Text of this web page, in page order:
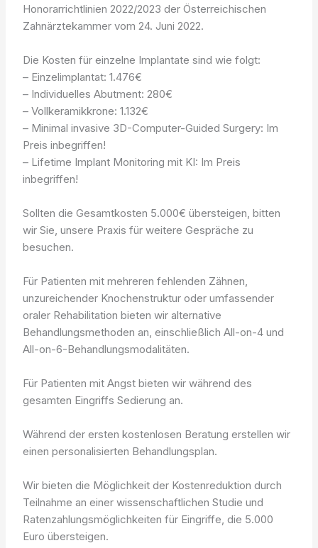
Honorarrichtlinien 2022/2023 der Österreichischen
Zahnärztekammer vom 24. Juni 2022.
Die Kosten für einzelne Implantate sind wie folgt:
– Einzelimplantat: 1.476€
– Individuelles Abutment: 280€
– Vollkeramikkrone: 1.132€
– Minimal invasive 3D-Computer-Guided Surgery: Im
Preis inbegriffen!
– Lifetime Implant Monitoring mit KI: Im Preis
inbegriffen!
Sollten die Gesamtkosten 5.000€ übersteigen, bitten
wir Sie, unsere Praxis für weitere Gespräche zu
besuchen.
Für Patienten mit mehreren fehlenden Zähnen,
unzureichender Knochenstruktur oder umfassender
oraler Rehabilitation bieten wir alternative
Behandlungsmethoden an, einschließlich All-on-4 und
All-on-6-Behandlungsmodalitäten.
Für Patienten mit Angst bieten wir während des
gesamten Eingriffs Sedierung an.
Während der ersten kostenlosen Beratung erstellen wir
einen personalisierten Behandlungsplan.
Wir bieten die Möglichkeit der Kostenreduktion durch
Teilnahme an einer wissenschaftlichen Studie und
Ratenzahlungsmöglichkeiten für Eingriffe, die 5.000
Euro übersteigen.